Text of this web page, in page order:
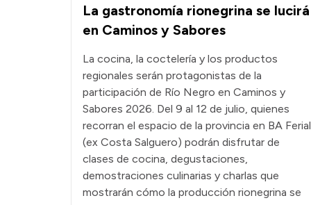
La gastronomía rionegrina se lucirá
en Caminos y Sabores
La cocina, la coctelería y los productos
regionales serán protagonistas de la
participación de Río Negro en Caminos y
Sabores 2026. Del 9 al 12 de julio, quienes
recorran el espacio de la provincia en BA Ferial
(ex Costa Salguero) podrán disfrutar de
clases de cocina, degustaciones,
demostraciones culinarias y charlas que
mostrarán cómo la producción rionegrina se